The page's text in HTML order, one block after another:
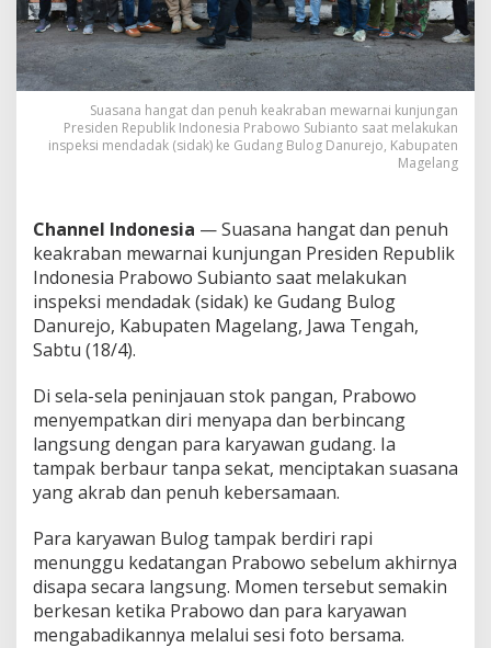
a
p
a
d
a
n
F
o
a
r
n
g
P
a
w
a
i
Suasana hangat dan penuh keakraban mewarnai kunjungan
Presiden Republik Indonesia Prabowo Subianto saat melakukan
inspeksi mendadak (sidak) ke Gudang Bulog Danurejo, Kabupaten
Magelang
Channel Indonesia — Suasana hangat dan penuh
keakraban mewarnai kunjungan Presiden Republik
Indonesia Prabowo Subianto saat melakukan
inspeksi mendadak (sidak) ke Gudang Bulog
Danurejo, Kabupaten Magelang, Jawa Tengah,
Sabtu (18/4).
Di sela-sela peninjauan stok pangan, Prabowo
menyempatkan diri menyapa dan berbincang
langsung dengan para karyawan gudang. Ia
tampak berbaur tanpa sekat, menciptakan suasana
yang akrab dan penuh kebersamaan.
Para karyawan Bulog tampak berdiri rapi
menunggu kedatangan Prabowo sebelum akhirnya
disapa secara langsung. Momen tersebut semakin
berkesan ketika Prabowo dan para karyawan
mengabadikannya melalui sesi foto bersama.